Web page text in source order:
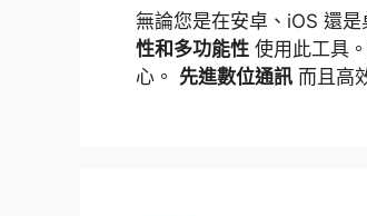
無論您是在安卓、iOS 還
性和多功能性 使用此工具
心。 先進數位通訊 而且高